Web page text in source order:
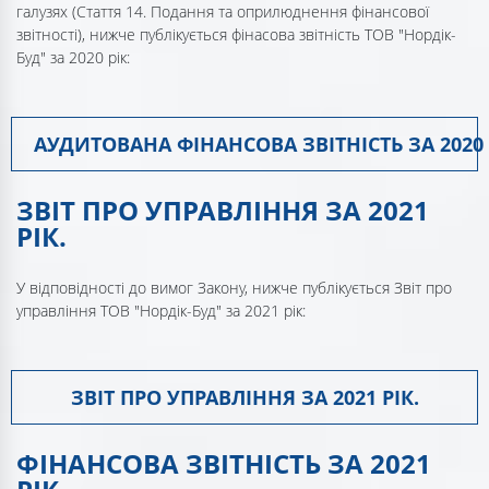
галузях (Стаття 14. Подання та оприлюднення фінансової
звітності), нижче публікується фінасова звітність ТОВ "Нордік-
Буд" за 2020 рік:
АУДИТОВАНА ФІНАНСОВА ЗВІТНІСТЬ ЗА 2020
ЗВІТ ПРО УПРАВЛІННЯ ЗА 2021
РІК.
У відповідності до вимог Закону, нижче публікується Звіт про
управління ТОВ "Нордік-Буд" за 2021 рік:
ЗВІТ ПРО УПРАВЛІННЯ ЗА 2021 РІК.
ФІНАНСОВА ЗВІТНІСТЬ ЗА 2021